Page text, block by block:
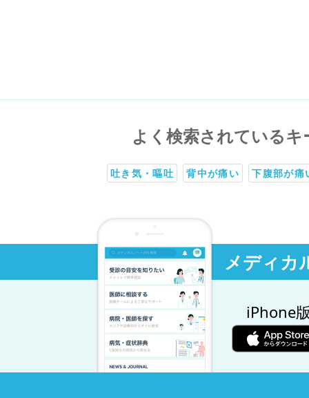
よく検索されているキ
吐き気・嘔吐 背中が痛い 下腹部が痛
メディカ
iPhone